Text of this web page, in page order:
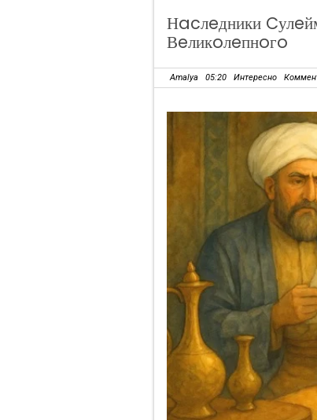
Нacлeдники
Вeликoлeпнoгo
Amalya 05:20 Интересно